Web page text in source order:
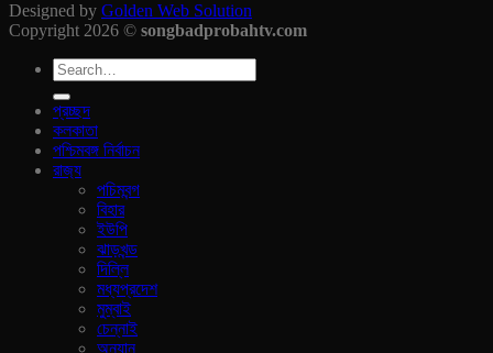
Designed by Golden Web Solution
Copyright 2026 © songbadprobahtv.com
প্রচ্ছদ
কলকাতা
পশ্চিমবঙ্গ নির্বাচন
রাজ‍্য
পচিমবন্গ
বিহার
ইউপি
ঝাড়খন্ড
দিল্লি
মধ্যপ্রদেশ
মুম্বাই
চেন্নাই
অন্যান